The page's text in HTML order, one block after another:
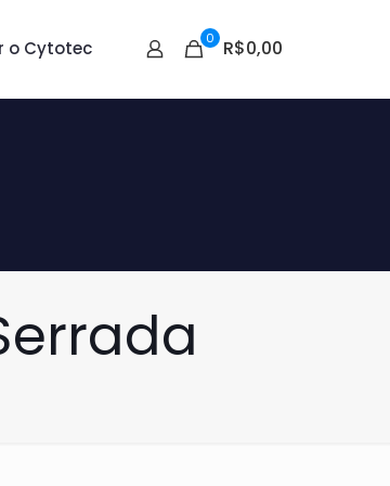
o Cytotec 0 R$0,00